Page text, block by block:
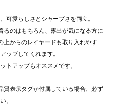
可愛らしさとシャープさを両立。
るのはもちろん、露出が気になる方に
上からのレイヤードも取り入れやす
ップしてくれます。
トアップもオススメです。
質表示タグが付属している場合、必ず
。